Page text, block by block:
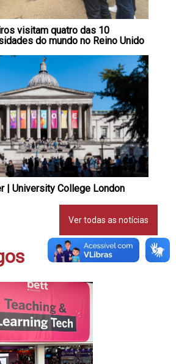
visitam quatro das 10
do mundo no Reino Unido
| University College London
Ver todas as notícias